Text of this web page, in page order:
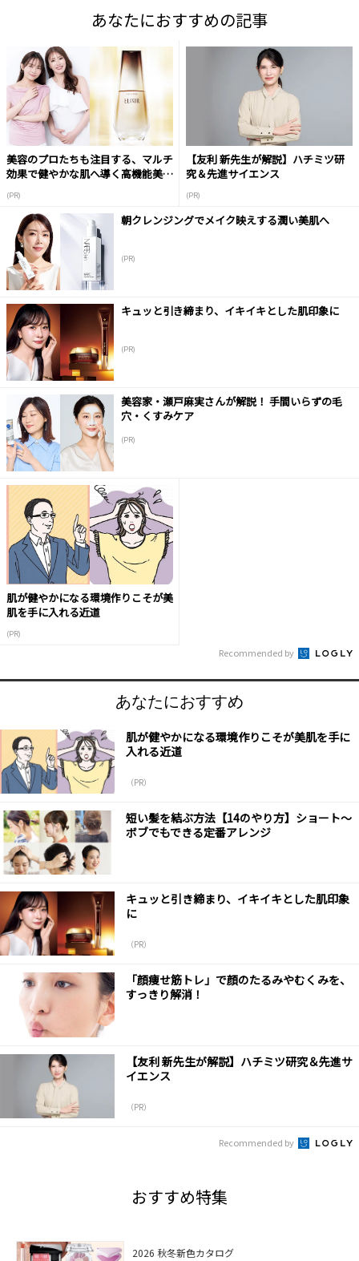
あなたにおすすめの記事
美容のプロたちも注目する、マルチ
効果で健やかな肌へ導く高機能美容
(PR)
【友利 新先生が解説】ハチミツ研
究＆先進サイエンス
(PR)
朝クレンジングでメイク映えする潤い美肌へ
(PR)
キュッと引き締まり、イキイキとした肌印象に
(PR)
美容家・瀬戸麻実さんが解説！ 手間いらずの毛
穴・くすみケア
(PR)
肌が健やかになる環境作りこそが美
肌を手に入れる近道
(PR)
Recommended by
あなたにおすすめ
肌が健やかになる環境作りこそが美肌を手に
入れる近道
（PR）
短い髪を結ぶ方法【14のやり方】ショート～
ボブでもできる定番アレンジ
キュッと引き締まり、イキイキとした肌印象
に
（PR）
「顔痩せ筋トレ」で顔のたるみやむくみを、
すっきり解消！
【友利 新先生が解説】ハチミツ研究＆先進サ
イエンス
（PR）
Recommended by
おすすめ特集
2026 秋冬新色カタログ